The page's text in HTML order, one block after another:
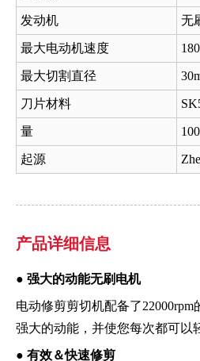
发动机 无
最大电动机速度
最大切割直径
刀片材料
量
起源
产品详细信息
● 强大的动能无刷电机
电动修剪剪切机配备了
强大的动能，并使您每次都可以
● 有效＆快速修剪